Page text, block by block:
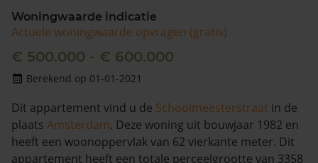
Woningwaarde indicatie
Actuele woningwaarde opvragen (gratis)
€ 500.000 - € 600.000
Berekend op 01-01-2021
Dit appartement vind u de Schoolmeesterstraat in de
plaats Amsterdam. Deze woning uit bouwjaar 1982 en
heeft een woonoppervlak van 62 vierkante meter. Dit
appartement heeft een totale perceelgrootte van 3358